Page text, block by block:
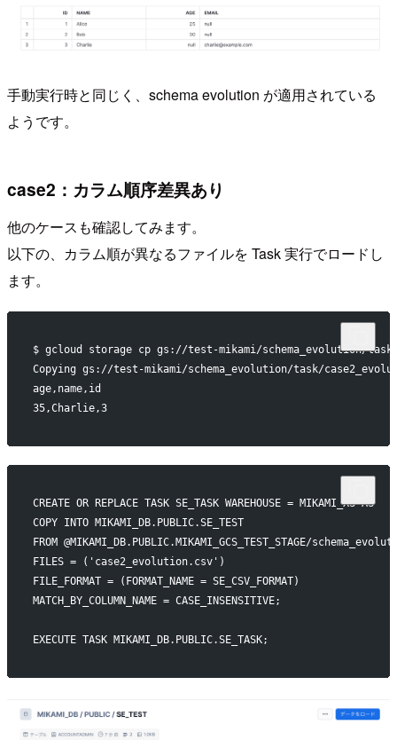
手動実行時と同じく、schema evolution が適用されている
ようです。
case2：カラム順序差異あり
他のケースも確認してみます。
以下の、カラム順が異なるファイルを Task 実行でロードし
ます。
$ gcloud storage cp gs://test-mikami/schema_evolution/
Copying gs://test-mikami/schema_evolution/task/
age,name,id
35,Charlie,3
CREATE OR REPLACE TASK SE_TASK WAREHOUSE = MIKAMI_XS AS
COPY INTO MIKAMI_DB.PUBLIC.SE_TEST
FROM @MIKAMI_DB.PUBLIC.MIKAMI_GCS_TEST_STAGE/
FILES = ('case2_evolution.csv')
FILE_FORMAT = (FORMAT_NAME = SE_CSV_FORMAT)
MATCH_BY_COLUMN_NAME = CASE_INSENSITIVE;
EXECUTE TASK MIKAMI_DB.PUBLIC.SE_TASK;